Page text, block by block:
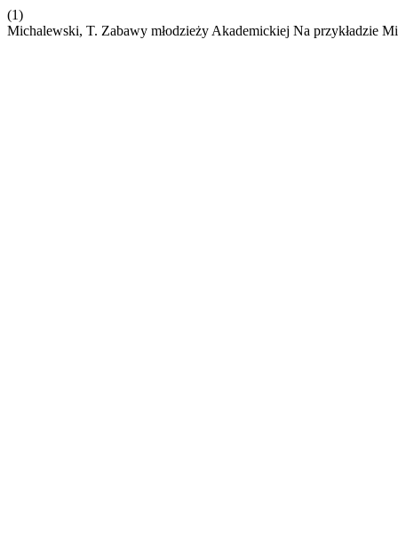
(1)
Michalewski, T. Zabawy młodzieży Akademickiej Na przykładzie